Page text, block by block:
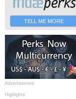
TELL ME MORE
Advertisement
Highlights